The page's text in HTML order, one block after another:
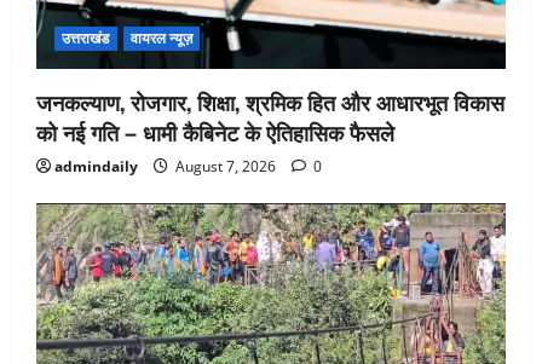
उत्तराखंड वायरल न्यूज़
जनकल्याण, रोजगार, शिक्षा, श्रमिक हित और आधारभूत विकास
को नई गति – धामी कैबिनेट के ऐतिहासिक फैसले
admindaily August 7, 2026 0